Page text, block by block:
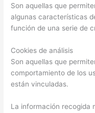
Son aquellas que
algunas características
función de una serie de
Cookies de análisis
Son aquellas que
comportamiento de los
están vinculadas.
La información recogida